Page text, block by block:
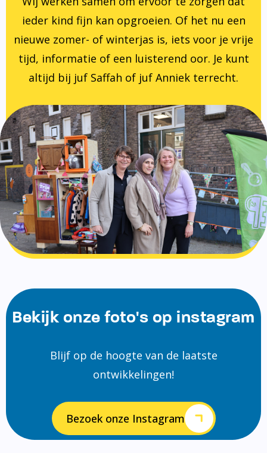
ieder kind fijn kan opgroeien. Of het nu een
nieuwe zomer- of winterjas is, iets voor je vrije
tijd, informatie of een luisterend oor. Je kunt
altijd bij juf Saffah of juf Anniek terrecht.
Bekijk onze foto's op instagram
Blijf op de hoogte van de laatste
ontwikkelingen!
Bezoek onze Instagram